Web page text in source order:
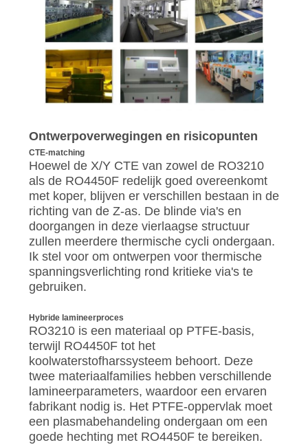
Ontwerpoverwegingen en risicopunten
CTE-matching
Hoewel de X/Y CTE van zowel de RO3210
als de RO4450F redelijk goed overeenkomt
met koper, blijven er verschillen bestaan ​​in de
richting van de Z-as. De blinde via's en
doorgangen in deze vierlaagse structuur
zullen meerdere thermische cycli ondergaan.
Ik stel voor om ontwerpen voor thermische
spanningsverlichting rond kritieke via's te
gebruiken.
Hybride lamineerproces
RO3210 is een materiaal op PTFE-basis,
terwijl RO4450F tot het
koolwaterstofharssysteem behoort. Deze
twee materiaalfamilies hebben verschillende
lamineerparameters, waardoor een ervaren
fabrikant nodig is. Het PTFE-oppervlak moet
een plasmabehandeling ondergaan om een ​​
goede hechting met RO4450F te bereiken.